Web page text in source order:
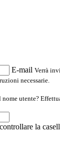
E-mail Verrà
necessarie.
utente?
la